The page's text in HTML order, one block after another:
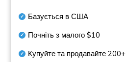
Базується в США
Почніть з малого$10
Купуйте та продавайте200+